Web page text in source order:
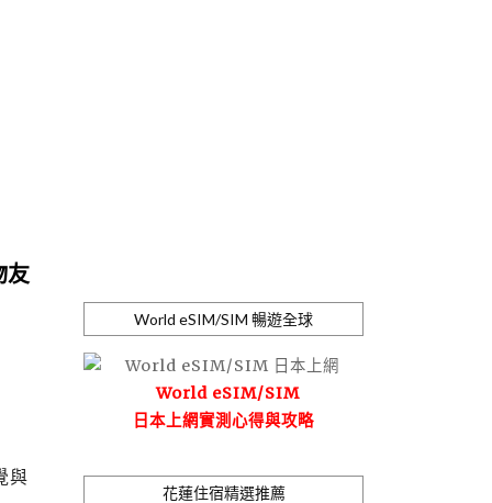
友
與
World eSIM/SIM 暢遊全球
World eSIM/SIM
日本上網實測心得與攻略
花蓮住宿精選推薦